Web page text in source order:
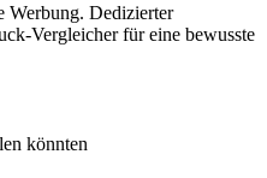
Werbung. Dedizierter
Vergleicher für eine bewusste
könnten